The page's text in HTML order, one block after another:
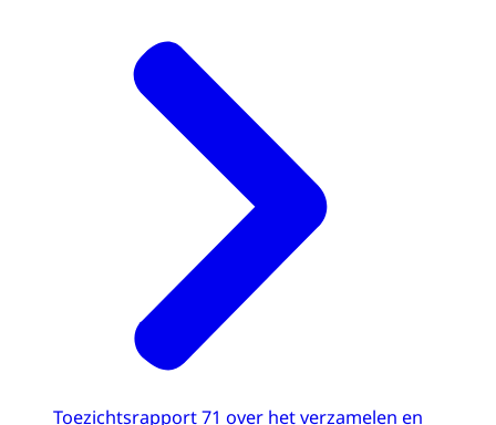
Toezichtsrapport 71 over het verzamelen en